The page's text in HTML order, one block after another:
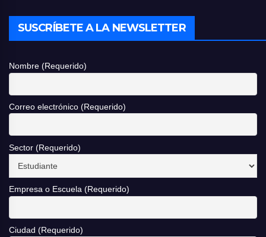
SUSCRÍBETE A LA NEWSLETTER
Nombre (Requerido)
Correo electrónico (Requerido)
Sector (Requerido)
Empresa o Escuela (Requerido)
Ciudad (Requerido)